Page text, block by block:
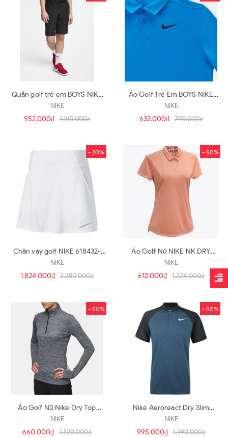
Quần golf trẻ em BOYS NIKE
FLX SHORT 832770-010 (JQ11)
NIKE
952.000₫ 1.190.000₫
Áo Golf Trẻ Em BOYS NIKE
DRY POLO VICTORY AA3334-
406 (JA30)
NIKE
632.000₫ 790.000₫
- 20%
Chân váy golf NIKE 618432-
100 (CV15)
NIKE
1.824.000₫ 2.280.000₫
- 50%
Áo Golf Nữ NIKE NK DRY
884872-606 (A178)
NIKE
612.000₫ 1.224.000₫
- 50%
Áo Golf Nữ Nike Dry Top
831075-010 (A87)
NIKE
660.000₫ 1.320.000₫
- 50%
Nike Aeroreact Dry Slim
Raglan(A342)
NIKE
995.000₫ 1.990.000₫